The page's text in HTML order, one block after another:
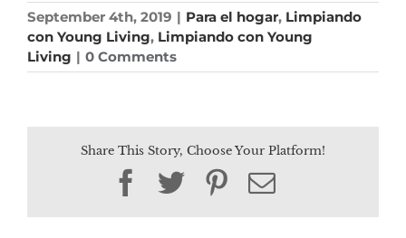
September 4th, 2019 | Para el hogar, Limpiando
con Young Living, Limpiando con Young
Living | 0 Comments
Share This Story, Choose Your Platform!
Facebook
TwitterPinterest
Email